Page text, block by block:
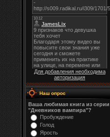
Для добавления необходима
авторизация
Наш опрос
Ваша любимая книга из серии
"Дневников вампира"?
Пробуждение
Голод
Ярость